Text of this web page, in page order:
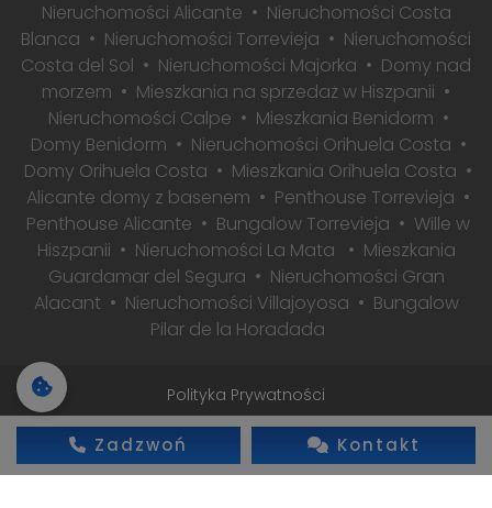
Nieruchomości Alicante
Nieruchomości Costa
Blanca
Nieruchomości Torrevieja
Nieruchomości
Costa del Sol
Nieruchomości Majorka
Domy nad
morzem
Mieszkania na sprzedaż w Hiszpanii
Nieruchomości Calpe
Mieszkania Benidorm
Domy Benidorm
Nieruchomości Orihuela Costa
Domy Orihuela Costa
Mieszkania Orihuela Costa
Alicante domy z basenem
Penthouse Torrevieja
Penthouse Alicante
Bungalow Torrevieja
Wille w
Hiszpanii
Nieruchomości La Mata
Mieszkania
Guardamar del Segura
Nieruchomości Gran
Alacant
Nieruchomości Villajoyosa
Bungalow
Pilar de la Horadada
Polityka Prywatności
2026 © Wszelkie prawa zastrzeżone
Realizacja:
Zadzwoń Kontakt